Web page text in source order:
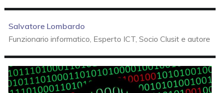
Salvatore Lombardo
Funzionario informatico, Esperto ICT, Socio Clusit e autore